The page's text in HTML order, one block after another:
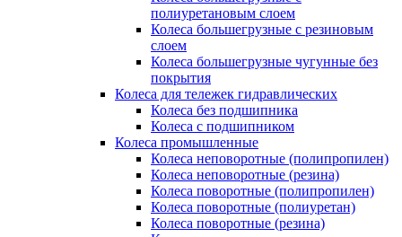
полиуретановым слоем
Колеса большегрузные с резиновым
слоем
Колеса большегрузные чугунные без
покрытия
Колеса для тележек гидравлических
Колеса без подшипника
Колеса с подшипником
Колеса промышленные
Колеса неповоротные (полипропилен)
Колеса неповоротные (резина)
Колеса поворотные (полипропилен)
Колеса поворотные (полиуретан)
Колеса поворотные (резина)